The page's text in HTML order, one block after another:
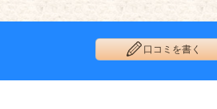
口コミを書く